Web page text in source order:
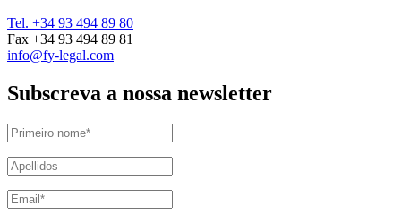
Tel. +34 93 494 89 80
Fax +34 93 494 89 81
info@fy-legal.com
Subscreva a nossa newsletter